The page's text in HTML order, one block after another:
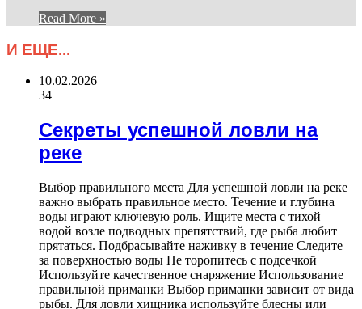
Read More »
И ЕЩЕ...
10.02.2026
34
Секреты успешной ловли на
реке
Выбор правильного места Для успешной ловли на реке
важно выбрать правильное место. Течение и глубина
воды играют ключевую роль. Ищите места с тихой
водой возле подводных препятствий, где рыба любит
прятаться. Подбрасывайте наживку в течение Следите
за поверхностью воды Не торопитесь с подсечкой
Используйте качественное снаряжение Использование
правильной приманки Выбор приманки зависит от вида
рыбы. Для ловли хищника используйте блесны или